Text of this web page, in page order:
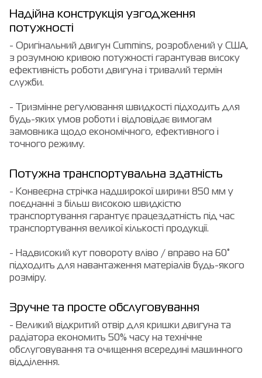
Надійна конструкція узгодження
потужності
- Оригінальний двигун Cummins, розроблений у США,
з розумною кривою потужності гарантував високу
ефективність роботи двигуна і тривалий термін
служби.
- Тризмінне регулювання швидкості підходить для
будь-яких умов роботи і відповідає вимогам
замовника щодо економічного, ефективного і
точного режиму.
Потужна транспортувальна здатність
- Конвеєрна стрічка надширокої ширини 850 мм у
поєднанні з більш високою швидкістю
транспортування гарантує працездатність під час
транспортування великої кількості продукції.
- Надвисокий кут повороту вліво / вправо на 60°
підходить для навантаження матеріалів будь-якого
розміру.
Зручне та просте обслуговування
- Великий відкритий отвір для кришки двигуна та
радіатора економить 50% часу на технічне
обслуговування та очищення всередині машинного
відділення.